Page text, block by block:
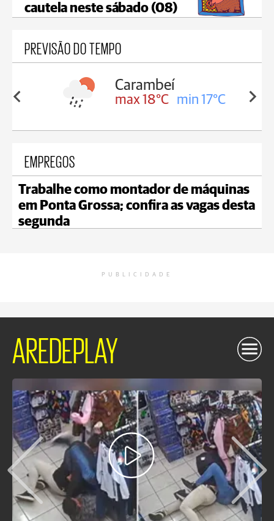
cautela neste sábado (08)
PREVISÃO DO TEMPO
18°C
Carambeí
max 18°C min 17°C
EMPREGOS
Trabalhe como montador de máquinas
em Ponta Grossa; confira as vagas desta
segunda
PUBLICIDADE
AREDEPLAY